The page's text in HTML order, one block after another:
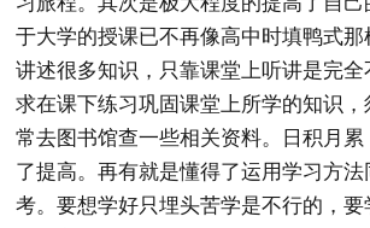
于大学的授课已不再像高中时填鸭式
讲述很多知识，只靠课堂上听讲是完
求在课下练习巩固课堂上所学的知识
常去图书馆查一些相关资料。日积月累
了提高。再有就是懂得了运用学习方
考。要想学好只埋头苦学是不行的，要